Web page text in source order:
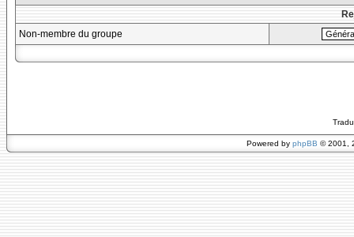
Non-membre du groupe
Powered by phpBB © 2001,